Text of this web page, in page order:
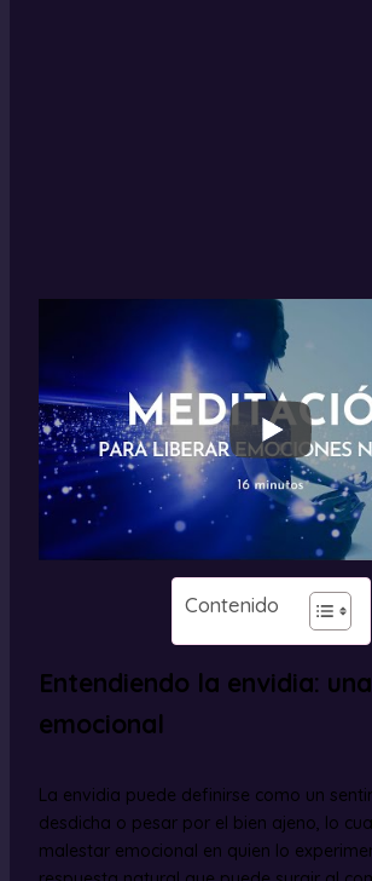
Contenido
Entendiendo la envidia:
emocional
La envidia puede definirse como un
desdicha o pesar por el bien ajeno, lo
malestar emocional en quien lo